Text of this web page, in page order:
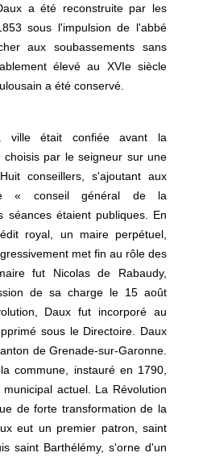
a été reconstruite par les
sous l'impulsion de l'abbé
aux soubassements sans
élevé au XVIe siècle
a été conservé.
ville était confiée avant la
choisis par le seigneur sur une
conseillers, s'ajoutant aux
« conseil général de la
séances étaient publiques. En
royal, un maire perpétuel,
met fin au rôle des
fut Nicolas de Rabaudy,
de sa charge le 15 août
Daux fut incorporé au
sous le Directoire. Daux
de Grenade-sur-Garonne.
commune, instauré en 1790,
actuel. La Révolution
de forte transformation de la
eut un premier patron, saint
saint Barthélémy, s'orne d'un